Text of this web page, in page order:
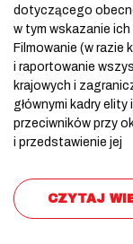
dotyczącego
w tym wskazanie ich
Filmowanie (w razie
i raportowanie
krajowych i
głównymi kadry
przeciwników przy
i przedstawienie jej
CZYTAJ